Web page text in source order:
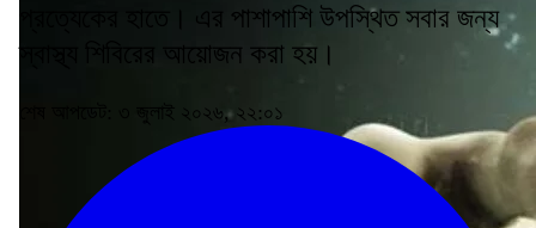
প্রত্যেকের হাতে। এর পাশাপাশি উপস্থিত সবার জন্য
স্বাস্থ্য শিবিরের আয়োজন করা হয়।
শেষ আপডেট: ৩ জুলাই ২০২৬, ২২:০১